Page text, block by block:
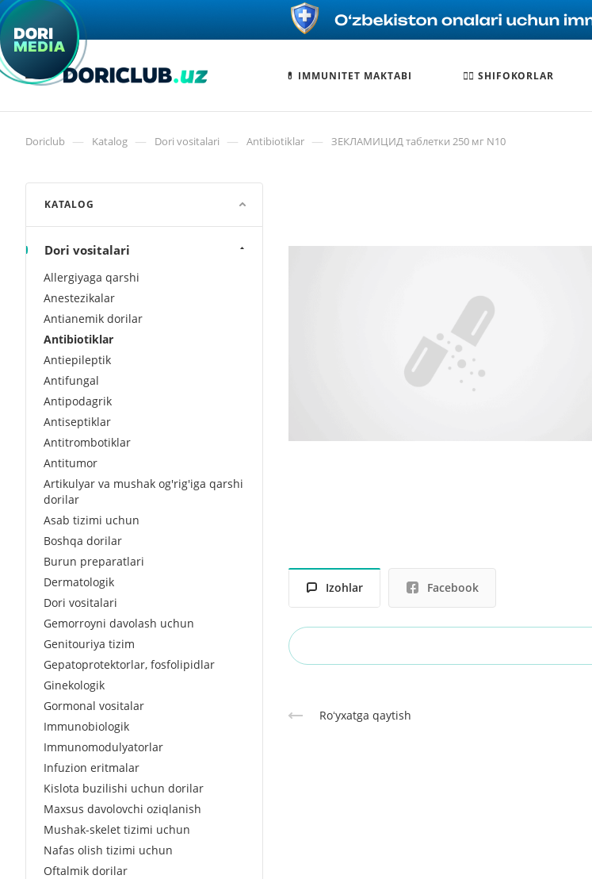
💊 IMMUNITET MAKTABI 🧑‍⚕️ SHIFOKORLAR
Doriclub — Katalog — Dori vositalari — Antibiotiklar — ЗЕКЛАМИЦИД таблетки 250 мг N10
Izohlar Facebook
Roʻyxatga qaytish
KATALOG
Dori vositalari
Allergiyaga qarshi
Anestezikalar
Antianemik dorilar
Antibiotiklar
Antiepileptik
Antifungal
Antipodagrik
Antiseptiklar
Antitrombotiklar
Antitumor
Artikulyar va mushak og'rig'iga qarshi
dorilar
Asab tizimi uchun
Boshqa dorilar
Burun preparatlari
Dermatologik
Dori vositalari
Gemorroyni davolash uchun
Genitouriya tizim
Gepatoprotektorlar, fosfolipidlar
Ginekologik
Gormonal vositalar
Immunobiologik
Immunomodulyatorlar
Infuzion eritmalar
Kislota buzilishi uchun dorilar
Maxsus davolovchi oziqlanish
Mushak-skelet tizimi uchun
Nafas olish tizimi uchun
Oftalmik dorilar